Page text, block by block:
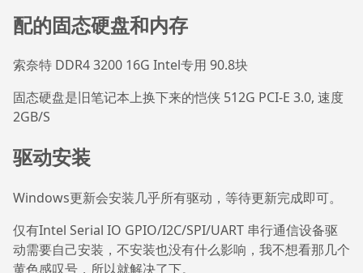
配的固态硬盘和内存
索奈特 DDR4 3200 16G Intel专用 90.8块
固态硬盘是旧笔记本上换下来的恺侠 512G PCI-E 3.0, 速度
2GB/S
驱动安装
Windows更新会安装几乎所有驱动，等待更新完成即可。
仅有Intel Serial IO GPIO/I2C/SPI/UART 串行通信设备驱
动需要自己安装，不安装也没有什么影响，我不想看那几个
黄色感叹号，所以就解决了下。